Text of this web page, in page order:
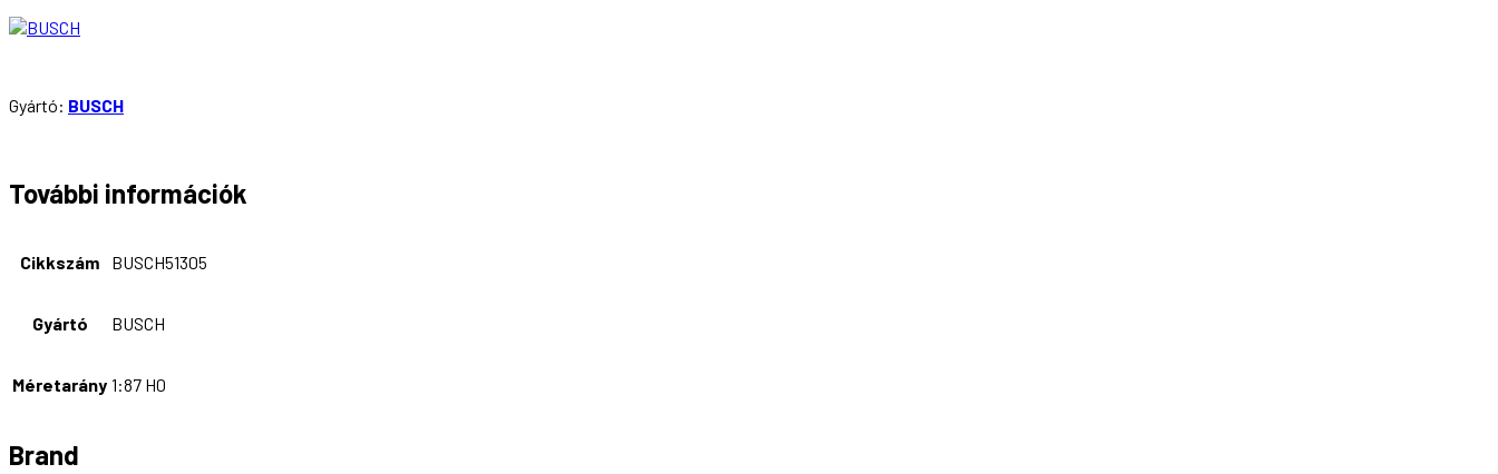
Gyártó: BUSCH
További információk
Cikkszám BUSCH51305
Gyártó BUSCH
Méretarány 1:87 H0
Brand